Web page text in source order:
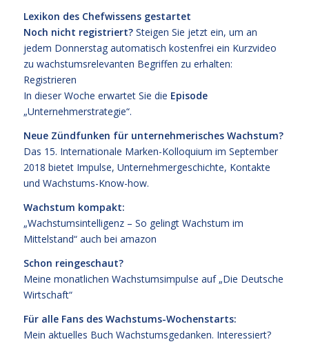
Lexikon des Chefwissens gestartet
Noch nicht registriert?Steigen Sie jetzt ein, um an
jedem Donnerstag automatisch kostenfrei ein Kurzvideo
zu wachstumsrelevanten Begriffen zu erhalten:
Registrieren
In dieser Woche erwartet Sie die Episode
„Unternehmerstrategie“.
Neue Zündfunken für unternehmerisches Wachstum?
Das 15. Internationale Marken-Kolloquium im September
2018 bietet Impulse, Unternehmergeschichte, Kontakte
und Wachstums-Know-how.
Wachstum kompakt:
„Wachstumsintelligenz – So gelingt Wachstum im
Mittelstand“auch bei amazon
Schon reingeschaut?
Meine monatlichen Wachstumsimpulse auf „Die Deutsche
Wirtschaft“
Für alle Fans des Wachstums-Wochenstarts:
Mein aktuelles Buch Wachstumsgedanken. Interessiert?